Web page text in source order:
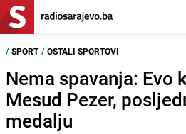
/ SPORT / OSTALI SPORTOVI
Nema spavanja: Evo
Mesud Pezer,
medalju